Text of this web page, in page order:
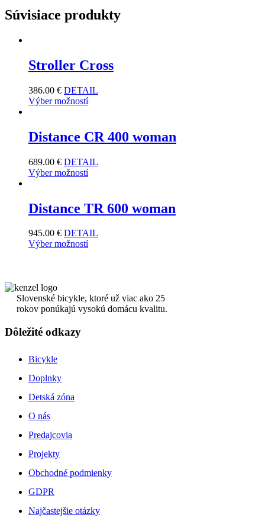
Súvisiace produkty
Stroller Cross
386.00 € DETAIL
Výber možností
Distance CR 400 woman
689.00 € DETAIL
Výber možností
Distance TR 600 woman
945.00 € DETAIL
Výber možností
Slovenské bicykle, ktoré už viac ako 25
rokov ponúkajú vysokú domácu kvalitu.
Dôležité odkazy
Bicykle
Doplnky
Detská zóna
O nás
Predajcovia
Projekty
Obchodné podmienky
GDPR
Najčastejšie otázky